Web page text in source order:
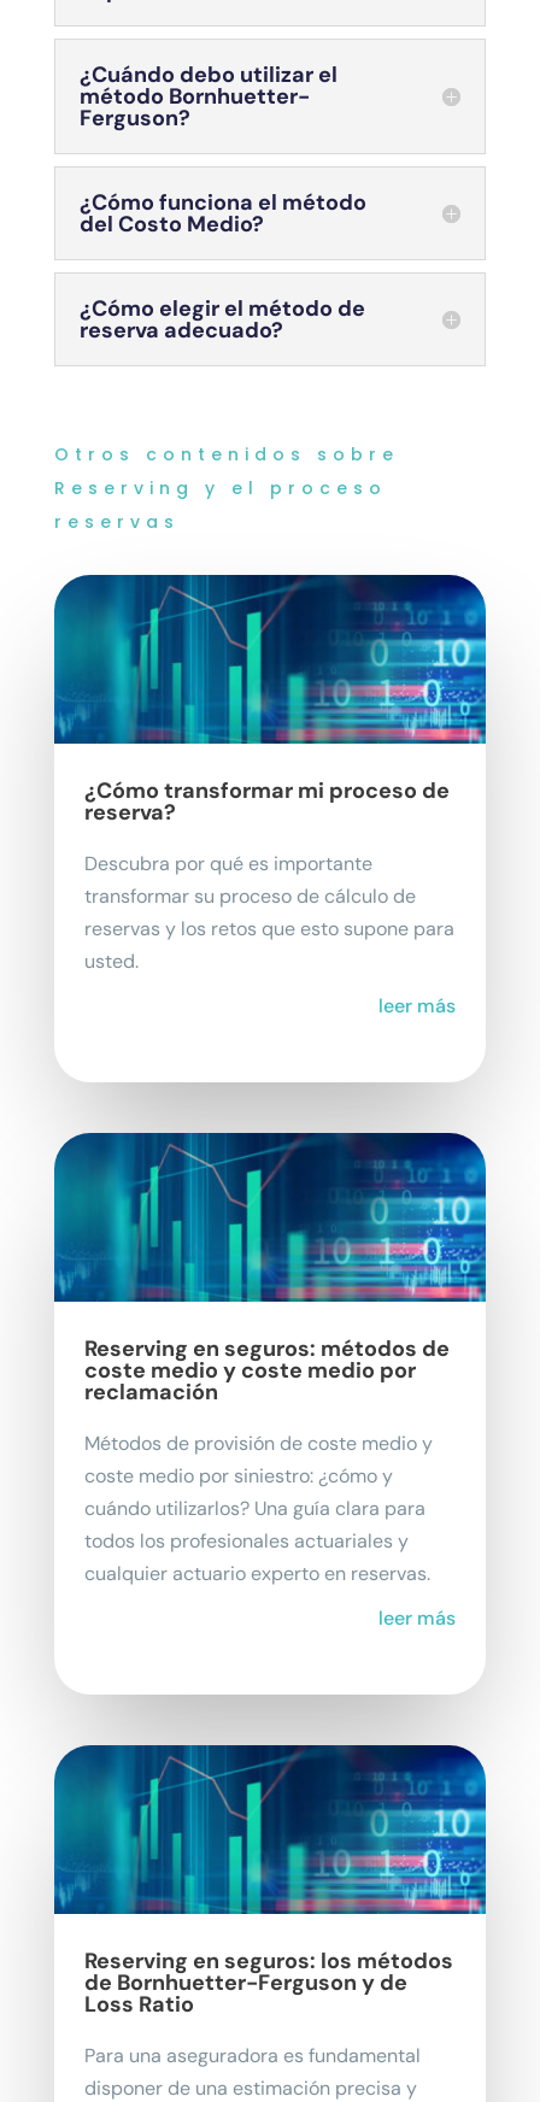
¿Cuándo debo utilizar el
método Bornhuetter-
Ferguson?
¿Cómo funciona el método
del Costo Medio?
¿Cómo elegir el método de
reserva adecuado?
Otros contenidos sobre
Reserving y el proceso
reservas
¿Cómo transformar mi proceso de
reserva?
Descubra por qué es importante
transformar su proceso de cálculo de
reservas y los retos que esto supone para
usted.
leer más
Reserving en seguros: métodos de
coste medio y coste medio por
reclamación
Métodos de provisión de coste medio y
coste medio por siniestro: ¿cómo y
cuándo utilizarlos? Una guía clara para
todos los profesionales actuariales y
cualquier actuario experto en reservas.
leer más
Reserving en seguros: los métodos
de Bornhuetter-Ferguson y de
Loss Ratio
Para una aseguradora es fundamental
disponer de una estimación precisa y